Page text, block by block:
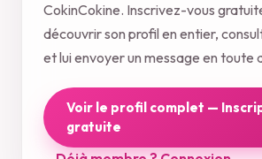
CokinCokine. Inscrivez-vous
découvrir son profil en entier,
et lui envoyer un message en toute
Voir le profil complet —
gratuite